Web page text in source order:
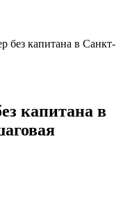
без капитана в Санкт-
капитана в